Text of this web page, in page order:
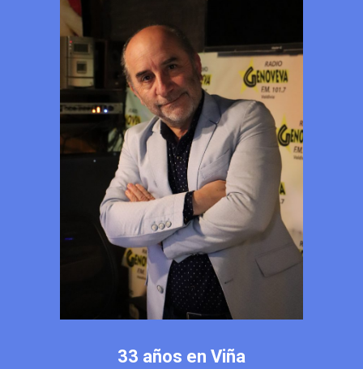
33 años en Viña